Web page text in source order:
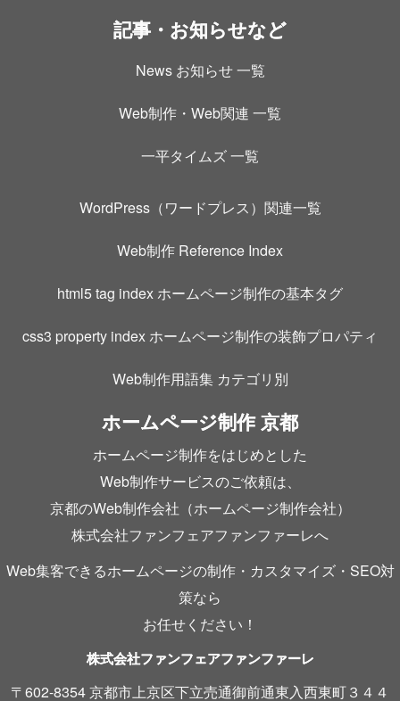
記事・お知らせなど
News お知らせ 一覧
Web制作・Web関連 一覧
一平タイムズ 一覧
WordPress（ワードプレス）関連一覧
Web制作 Reference Index
html5 tag index ホームページ制作の基本タグ
css3 property index ホームページ制作の装飾プロパティ
Web制作用語集 カテゴリ別
ホームページ制作 京都
ホームページ制作をはじめとした
Web制作サービスのご依頼は、
京都のWeb制作会社（ホームページ制作会社）
株式会社ファンフェアファンファーレへ
Web集客できるホームページの制作・カスタマイズ・SEO対
策なら
お任せください！
株式会社ファンフェアファンファーレ
〒602-8354 京都市上京区下立売通御前通東入西東町３４４